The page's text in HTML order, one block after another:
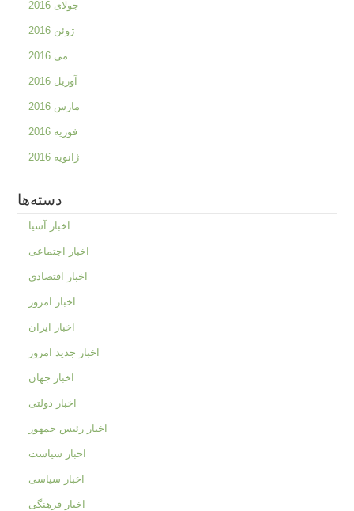
جولای 2016
ژوئن 2016
می 2016
آوریل 2016
مارس 2016
فوریه 2016
ژانویه 2016
دسته‌ها
اخبار آسیا
اخبار اجتماعی
اخبار اقتصادی
اخبار امروز
اخبار ایران
اخبار جدید امروز
اخبار جهان
اخبار دولتی
اخبار رئیس جمهور
اخبار سیاست
اخبار سیاسی
اخبار فرهنگی